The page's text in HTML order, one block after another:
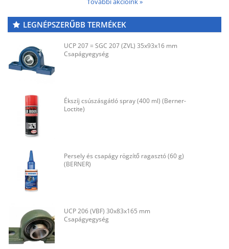
LEGNÉPSZERŰBB TERMÉKEK
UCP 207 = SGC 207 (ZVL) 35x93x16 mm
Csapágyegység
Ékszíj csúszásgátló spray (400 ml) (Berner-
Loctite)
Persely és csapágy rögzítő ragasztó (60 g)
(BERNER)
UCP 206 (VBF) 30x83x165 mm
Csapágyegység